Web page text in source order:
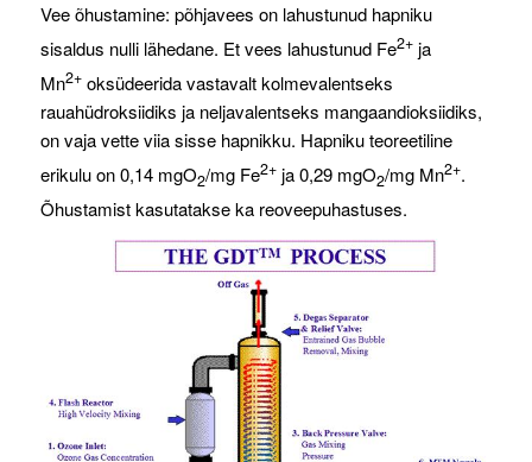
Vee õhustamine: põhjavees on lahustunud hapniku
sisaldus nulli lähedane. Et vees lahustunud Fe2+ja
Mn2+oksüdeerida vastavalt kolmevalentseks
rauahüdroksiidiks ja neljavalentseks mangaandioksiidiks,
on vaja vette viia sisse hapnikku. Hapniku teoreetiline
erikulu on 0,14 mgO2/mg Fe2+ja 0,29 mgO2/mg Mn2+.
Õhustamist kasutatakse ka reoveepuhastuses.